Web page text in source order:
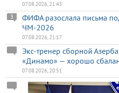
07.08.2026, 21:43
ФИФА разослала письма
ЧМ-2026
3
07.08.2026, 21:17
Экс-тренер сборной
«Динамо» — хорошо
07.08.2026, 20:51